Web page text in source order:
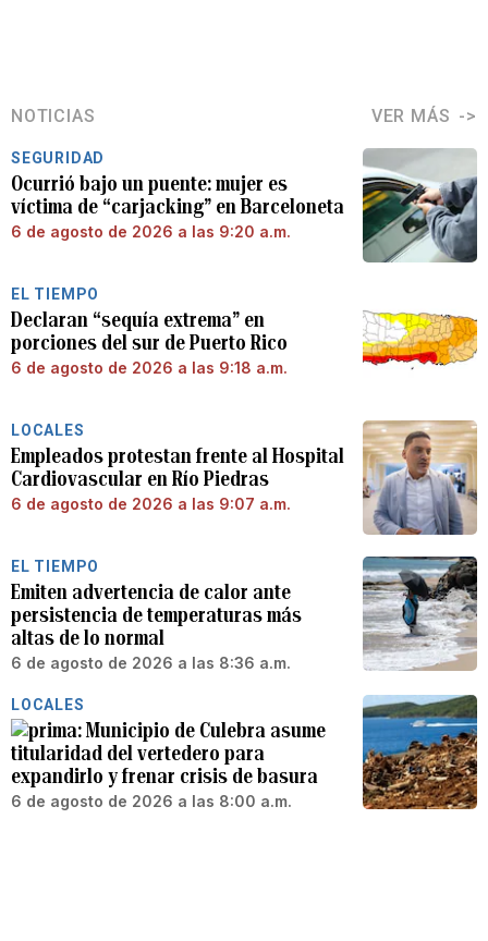
NOTICIAS VER MÁS
SEGURIDAD
Ocurrió bajo un puente: mujer es
víctima de “carjacking” en Barceloneta
6 de agosto de 2026 a las 9:20 a.m.
EL TIEMPO
Declaran “sequía extrema” en
porciones del sur de Puerto Rico
6 de agosto de 2026 a las 9:18 a.m.
LOCALES
Empleados protestan frente al Hospital
Cardiovascular en Río Piedras
6 de agosto de 2026 a las 9:07 a.m.
EL TIEMPO
Emiten advertencia de calor ante
persistencia de temperaturas más
altas de lo normal
6 de agosto de 2026 a las 8:36 a.m.
LOCALES
Municipio de Culebra asume
titularidad del vertedero para
expandirlo y frenar crisis de basura
6 de agosto de 2026 a las 8:00 a.m.